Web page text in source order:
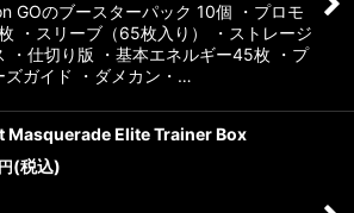
GOのブースターパック 10個 ・プロモ
・スリーブ（65枚入り） ・ストレージ
・仕切り版 ・基本エネルギー45枚 ・プ
ズガイド ・ダメカン・…
Masquerade Elite Trainer Box
円 (税込)